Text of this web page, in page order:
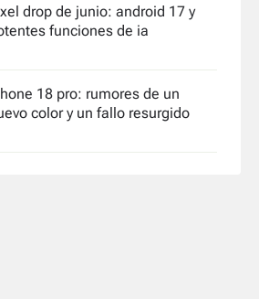
drop de junio: android 17 y
funciones de ia
18 pro: rumores de un
color y un fallo resurgido